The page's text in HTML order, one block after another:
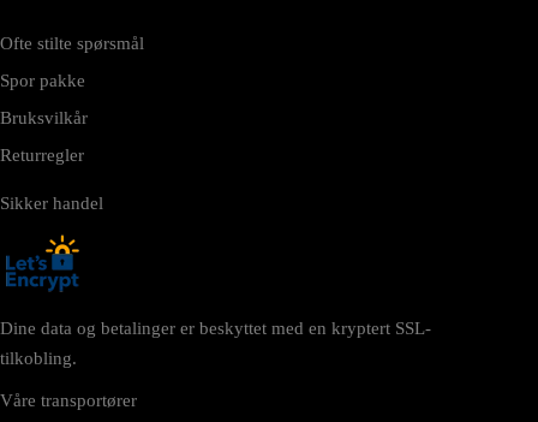
Ofte stilte spørsmål
Spor pakke
Bruksvilkår
Returregler
Sikker handel
Dine data og betalinger er beskyttet med en kryptert SSL-
tilkobling.
Våre transportører